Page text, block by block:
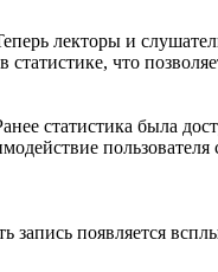
лекторы и
что
статистика была
появляется